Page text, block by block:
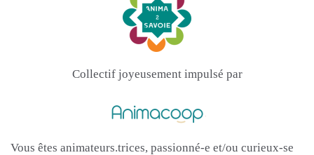
Collectif joyeusement impulsé par
Vous êtes animateurs.trices, passionné-e et/ou curieux-se